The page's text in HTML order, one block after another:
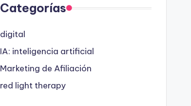
Categorías
digital
IA: inteligencia artificial
Marketing de Afiliación
red light therapy